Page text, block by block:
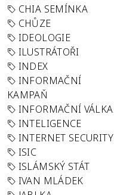
CHIA SEMÍNKA
CHŮZE
IDEOLOGIE
ILUSTRÁTOŘI
INDEX
INFORMAČNÍ
KAMPAŇ
INFORMAČNÍ VÁLKA
INTELIGENCE
INTERNET SECURITY
ISIC
ISLÁMSKÝ STÁT
IVAN MLÁDEK